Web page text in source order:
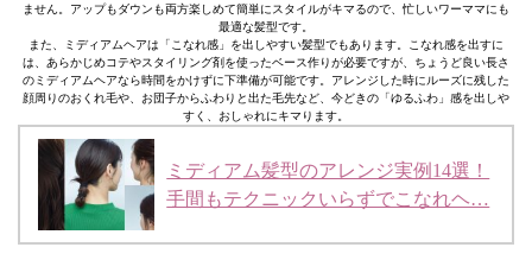
ません。アップもダウンも両方楽しめて簡単にスタイルがキマるので、忙しいワーママにも
最適な髪型です。
また、ミディアムヘアは「こなれ感」を出しやすい髪型でもあります。こなれ感を出すに
は、あらかじめコテやスタイリング剤を使ったベース作りが必要ですが、ちょうど良い長さ
のミディアムヘアなら時間をかけずに下準備が可能です。アレンジした時にルーズに残した
顔周りのおくれ毛や、お団子からふわりと出た毛先など、今どきの「ゆるふわ」感を出しや
すく、おしゃれにキマります。
ミディアム髪型のアレンジ実例14選！
手間もテクニックいらずでこなれヘ…